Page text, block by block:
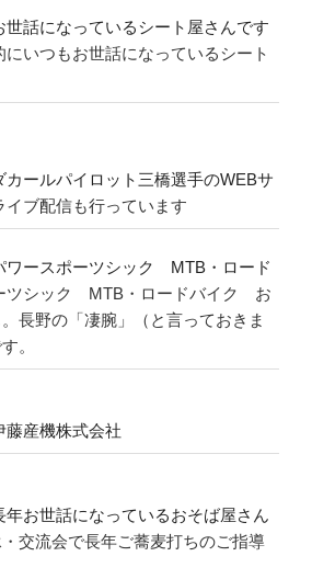
世話になっているシート屋さんです
にいつもお世話になっているシート
カールパイロット三橋選手のWEBサ
イブ配信も行っています
ワースポーツシック MTB・ロード
ツシック MTB・ロードバイク お
長野の「凄腕」（と言っておきま
。
藤産機株式会社
年お世話になっているおそば屋さん
交流会で長年ご蕎麦打ちのご指導